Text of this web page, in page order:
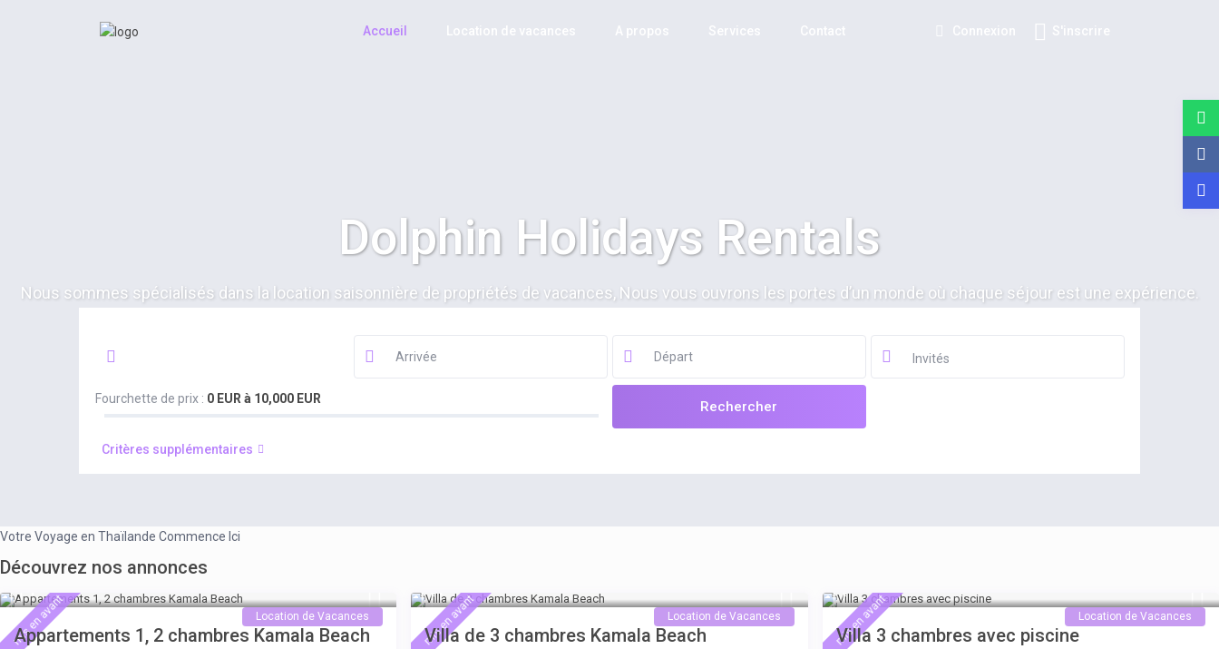
Connexion S'inscrire
Accueil Location de vacances A propos Services Contact
Dolphin Holidays Rentals
Nous sommes spécialisés dans la location saisonnière de propriétés de vacances, Nous vous ouvrons les portes d’un monde où chaque séjour est une expérience.
Invités
Fourchette de prix : 0 EUR à 10,000 EUR
Critères supplémentaires
Votre Voyage en Thaïlande Commence Ici
Découvrez nos annonces
mis en avant Location de Vacances
Appartements 1, 2 chambres Kamala Beach mis en avant Location de Vacances
Villa de 3 chambres Kamala Beach mis en avant Location de Vacances
Villa 3 chambres avec piscine